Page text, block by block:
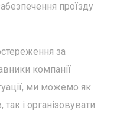
проїзду
за
компанії
ми можемо як
і організовувати